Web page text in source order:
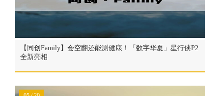
【同创Family】会空翻还能测健康！「数字华夏」星行侠P2
全新亮相